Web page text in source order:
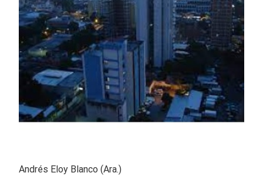
Andrés Eloy Blanco (Ara.)